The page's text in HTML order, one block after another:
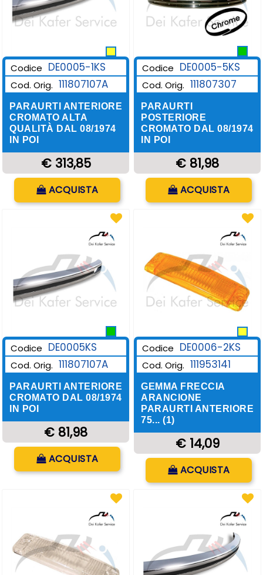
Codice DE0005-1KS
Cod. Orig. 111807107A
PARAURTI ANTERIORE
CROMATO ALTA
QUALITÀ DAL 08/1974
IN POI
€ 313,85
Quantità
ACQUISTA
Codice DE0005-5KS
Cod. Orig. 111807307
PARAURTI
POSTERIORE
CROMATO DAL 08/1974
IN POI
€ 81,98
Quantità
ACQUISTA
Codice DE0005KS
Cod. Orig. 111807107A
PARAURTI ANTERIORE
CROMATO DAL 08/1974
IN POI
€ 81,98
Quantità
ACQUISTA
Codice DE0006-2KS
Cod. Orig. 111953141
GEMMA FRECCIA
ARANCIONE
PARAURTI ANTERIORE
75... (1)
€ 14,09
Quantità
ACQUISTA